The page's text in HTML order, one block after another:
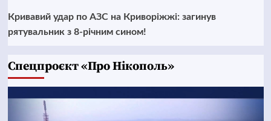
Кривавий удар по АЗС на Криворіжжі: загинув
рятувальник з 8-річним сином!
Cпецпроєкт «Про Нікополь»